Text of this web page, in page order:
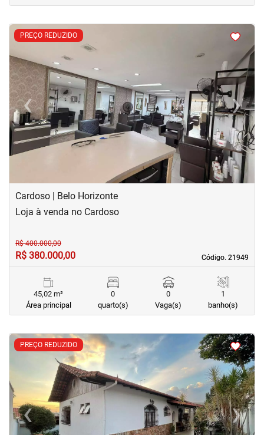
PREÇO REDUZIDO
<<<
‹Previous ›Next
Cardoso | Belo Horizonte
Código. 21949
Código. 21949
Loja à venda no Cardoso
R$ 400.000,00
R$ 380.000,00
45,02 m²
Área principal
0
quarto(s)
0
Vaga(s)
1
banho(s)
PREÇO REDUZIDO
< <<<
‹Previous ›Next